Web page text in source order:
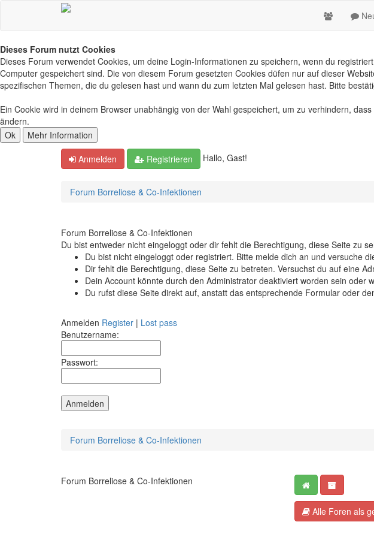
Dieses Forum nutzt Cookies
Dieses Forum verwendet Cookies, um deine Login-Informationen zu speichern, wenn du
Computer gespeichert sind. Die von diesem Forum gesetzten Cookies düfen nur auf dieser
spezifischen Themen, die du gelesen hast und wann du zum letzten Mal gelesen hast. Bitte
Ein Cookie wird in deinem Browser unabhängig von der Wahl gespeichert, um zu verhindern,
ändern.
Anmelden Registrieren Hallo, Gast!
Forum Borreliose & Co-Infektionen
Forum Borreliose & Co-Infektionen
Du bist entweder nicht eingeloggt oder dir fehlt die Berechtigung, diese Seite zu
Du bist nicht eingeloggt oder registriert. Bitte melde dich an und versuche
Dir fehlt die Berechtigung, diese Seite zu betreten. Versuchst du auf eine
Dein Account könnte durch den Administrator deaktiviert worden sein oder
Du rufst diese Seite direkt auf, anstatt das entsprechende Formular oder
Anmelden Register | Lost pass
Benutzername:
Passwort:
Forum Borreliose & Co-Infektionen
Forum Borreliose & Co-Infektionen
Alle Foren als